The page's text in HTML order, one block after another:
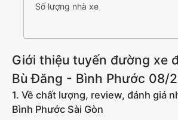
Số lượng nhà xe
Giới thiệu tuyến đường xe
Bù Đăng - Bình Phước 08/
1. Về chất lượng, review, đánh giá
Bình Phước Sài Gòn